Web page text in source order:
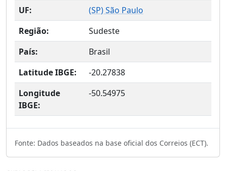
UF: (SP) São Paulo
Região:
Sudeste
País:
Brasil
Latitude IBGE:
-20.27838
Longitude
IBGE:
-50.54975
Fonte: Dados baseados na base oficial dos Correios (ECT).